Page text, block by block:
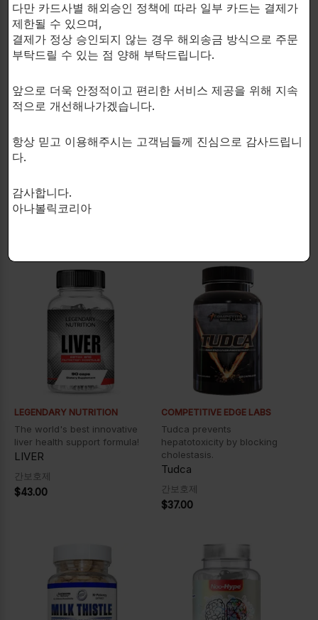
S-Acetyl L-Glutathion도 마찬가지입니다.
글루타치온에 아세틸기를 붙여 흡수율을 높인 형태를
온 농도를 지원하는 것으로 나타났습니다.
복용 방법
매일 1~2캡슐을 복용하십시오.
LEGENDARY NUTRITION
The world's best innovative
liver health support formula!
LIVER
간보호제
$43.00
COMPETITIVE EDGE LABS
Tudca prevents
hepatotoxicity by blocking
cholestasis.
Tudca
간보호제
$37.00
다만 카드사별 해외승인 정책에 따라 일부 카드는 결제가
제한될 수 있으며,
결제가 정상 승인되지 않는 경우 해외송금 방식으로 주문
부탁드릴 수 있는 점 양해 부탁드립니다.
앞으로 더욱 안정적이고 편리한 서비스 제공을 위해 지속
적으로 개선해나가겠습니다.
항상 믿고 이용해주시는 고객님들께 진심으로 감사드립니
다.
감사합니다.
아나볼릭코리아